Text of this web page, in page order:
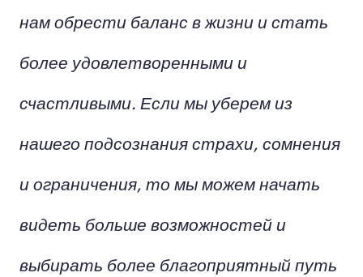
нам обрести баланс в жизни и стать
более удовлетворенными и
счастливыми. Если мы уберем из
нашего подсознания страхи, сомнения
и ограничения, то мы можем начать
видеть больше возможностей и
выбирать более благоприятный путь